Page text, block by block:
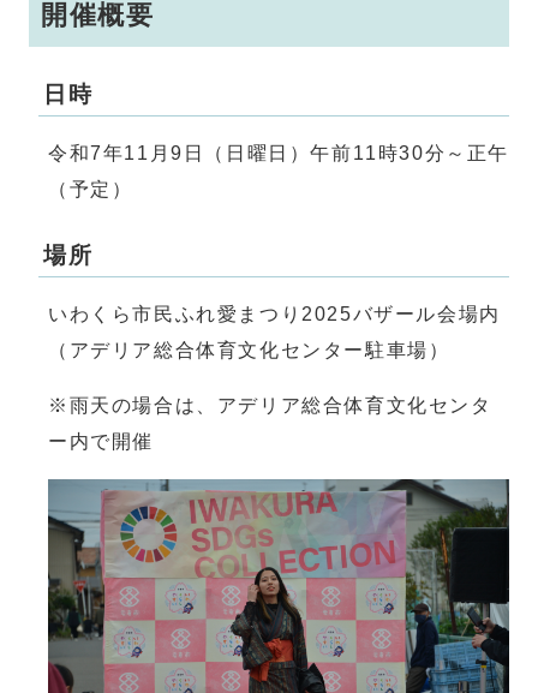
開催概要
日時
令和7年11月9日（日曜日）午前11時30分～正午
（予定）
場所
いわくら市民ふれ愛まつり2025バザール会場内
（アデリア総合体育文化センター駐車場）
※雨天の場合は、アデリア総合体育文化センタ
ー内で開催